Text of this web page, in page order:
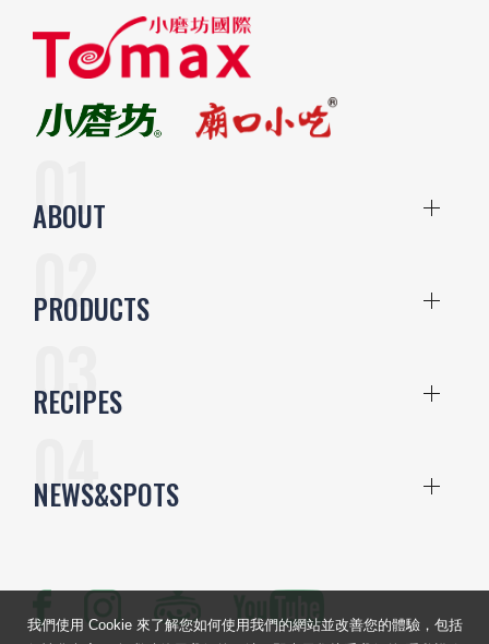
ABOUT
PRODUCTS
RECIPES
NEWS&SPOTS
我們使用 Cookie 來了解您如何使用我們的網站並改善您的體驗，包括